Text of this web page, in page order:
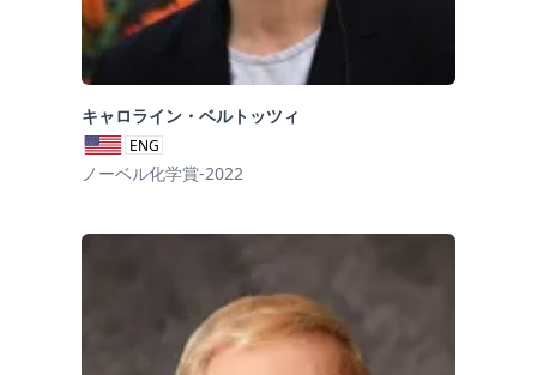
キャロライン・ベルトッツィ
ENG
ノーベル化学賞-2022